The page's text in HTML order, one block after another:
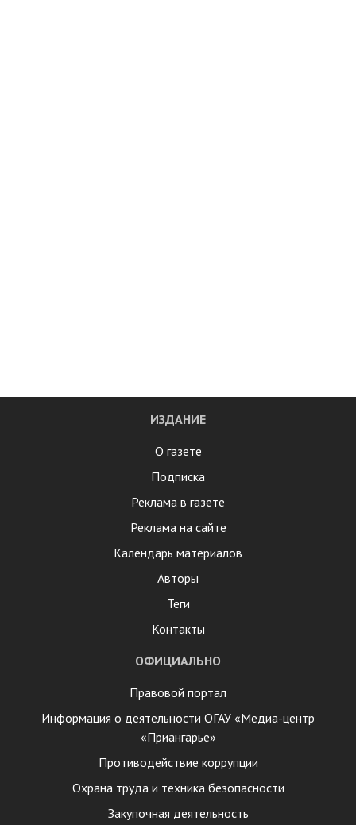
ИЗДАНИЕ
О газете
Подписка
Реклама в газете
Реклама на сайте
Календарь материалов
Авторы
Теги
Контакты
ОФИЦИАЛЬНО
Правовой портал
Информация о деятельности ОГАУ «Медиа-центр
«Приангарье»
Противодействие коррупции
Охрана труда и техника безопасности
Закупочная деятельность